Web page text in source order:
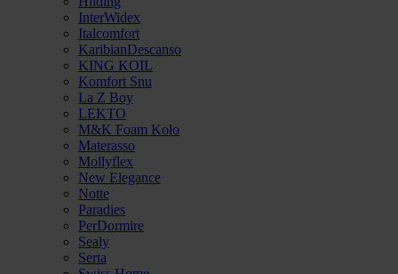
InterWidex
Italcomfort
KaribianDescanso
KING KOIL
Komfort Snu
La Z Boy
LEKTO
M&K Foam Koło
Materasso
Mollyflex
New Elegance
Notte
Paradies
PerDormire
Sealy
Serta